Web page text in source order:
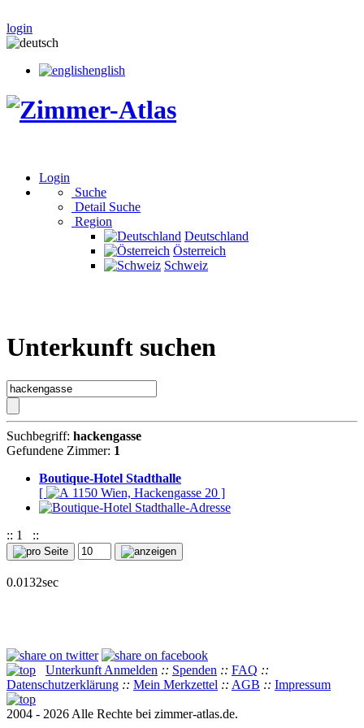
login
english
Login
Suche
Detail Suche
Region
Deutschland
Österreich
Schweiz
Unterkunft suchen
Suchbegriff: hackengasse
Gefundene Zimmer: 1
Boutique-Hotel Stadthalle
[
1150 Wien, Hackengasse 20 ]
:: 1 ::
0.0132sec
Unterkunft Anmelden :: Spenden :: FAQ ::
Datenschutzerklärung :: Mein Merkzettel :: AGB :: Impressum
2004 - 2026 Alle Rechte bei zimmer-atlas.de.